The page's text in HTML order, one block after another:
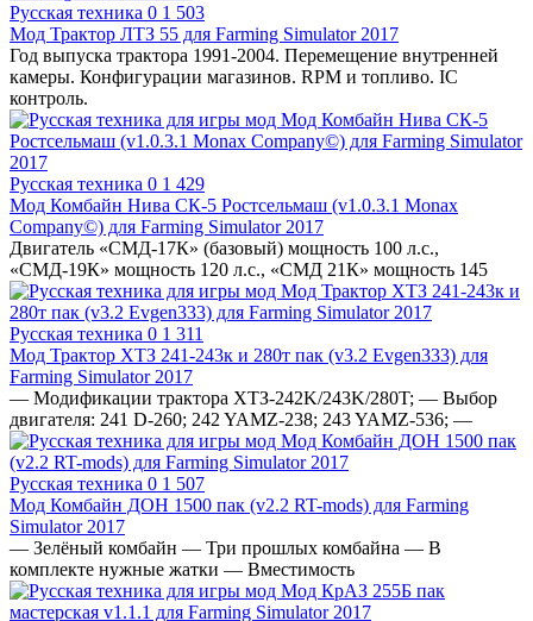
Русская техника 0 1 503
Мод Трактор ЛТЗ 55 для Farming Simulator 2017
Год выпуска трактора 1991-2004. Перемещение внутренней
камеры. Конфигурации магазинов. RPM и топливо. IC
контроль.
Русская техника 0 1 429
Мод Комбайн Нива СК-5 Ростсельмаш (v1.0.3.1 Monax
Сompany©) для Farming Simulator 2017
Двигатель «СМД-17К» (базовый) мощность 100 л.с.,
«СМД-19К» мощность 120 л.с., «СМД 21К» мощность 145
Русская техника 0 1 311
Мод Трактор ХТЗ 241-243к и 280т пак (v3.2 Evgen333) для
Farming Simulator 2017
— Модификации трактора ХТЗ-242K/243K/280T; — Выбор
двигателя: 241 D-260; 242 YAMZ-238; 243 YAMZ-536; —
Русская техника 0 1 507
Мод Комбайн ДОН 1500 пак (v2.2 RT-mods) для Farming
Simulator 2017
— Зелёный комбайн — Три прошлых комбайна — В
комплекте нужные жатки — Вместимость